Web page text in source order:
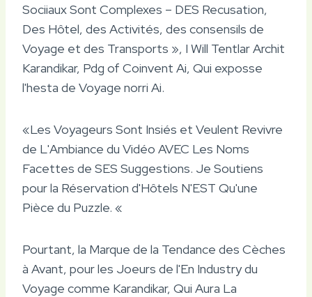
Sociiaux Sont Complexes – DES Recusation,
Des Hôtel, des Activités, des consensils de
Voyage et des Transports », I Will Tentlar Archit
Karandikar, Pdg of Coinvent Ai, Qui exposse
l'hesta de Voyage norri Ai.
«Les Voyageurs Sont Insiés et Veulent Revivre
de L'Ambiance du Vidéo AVEC Les Noms
Facettes de SES Suggestions. Je Soutiens
pour la Réservation d'Hôtels N'EST Qu'une
Pièce du Puzzle. «
Pourtant, la Marque de la Tendance des Cèches
à Avant, pour les Joeurs de l'En Industry du
Voyage comme Karandikar, Qui Aura La